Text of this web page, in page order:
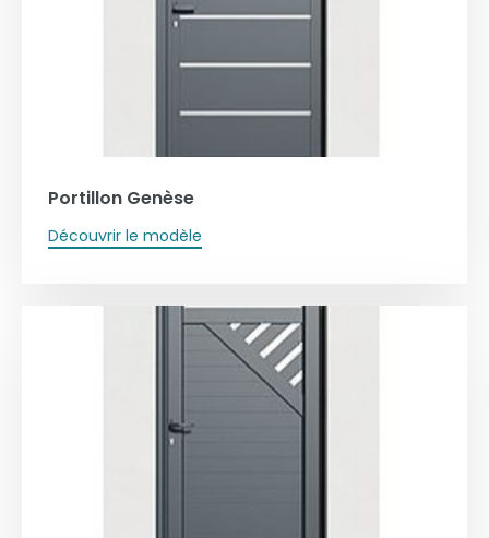
Portillon Genèse
Découvrir le modèle